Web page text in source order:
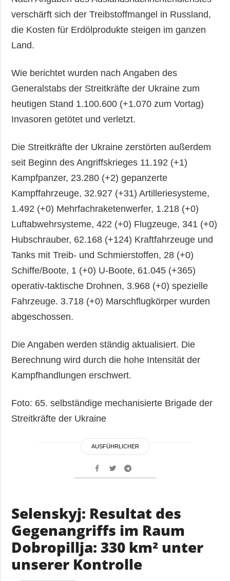
verschärft sich der Treibstoffmangel in Russland,
die Kosten für Erdölprodukte steigen im ganzen
Land.
Wie berichtet wurden nach Angaben des
Generalstabs der Streitkräfte der Ukraine zum
heutigen Stand 1.100.600 (+1.070 zum Vortag)
Invasoren getötet und verletzt.
Die Streitkräfte der Ukraine zerstörten außerdem
seit Beginn des Angriffskrieges 11.192 (+1)
Kampfpanzer, 23.280 (+2) gepanzerte
Kampffahrzeuge, 32.927 (+31) Artilleriesysteme,
1.492 (+0) Mehrfachraketenwerfer, 1.218 (+0)
Luftabwehrsysteme, 422 (+0) Flugzeuge, 341 (+0)
Hubschrauber, 62.168 (+124) Kraftfahrzeuge und
Tanks mit Treib- und Schmierstoffen, 28 (+0)
Schiffe/Boote, 1 (+0) U-Boote, 61.045 (+365)
operativ-taktische Drohnen, 3.968 (+0) spezielle
Fahrzeuge. 3.718 (+0) Marschflugkörper wurden
abgeschossen.
Die Angaben werden ständig aktualisiert. Die
Berechnung wird durch die hohe Intensität der
Kampfhandlungen erschwert.
Foto: 65. selbständige mechanisierte Brigade der
Streitkräfte der Ukraine
AUSFÜHRLICHER
Selenskyj: Resultat des
Gegenangriffs im Raum
Dobropillja: 330 km² unter
unserer Kontrolle